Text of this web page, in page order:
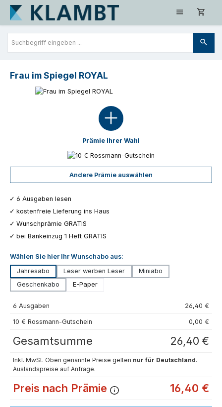
Zum Hauptinhalt springen
Frau im Spiegel ROYAL
Prämie Ihrer Wahl
Andere Prämie auswählen
6 Ausgaben lesen
kostenfreie Lieferung ins Haus
Wunschprämie GRATIS
bei Bankeinzug 1 Heft GRATIS
Wählen Sie hier Ihr Wunschabo aus:
Jahresabo
Leser werben Leser
Miniabo
Geschenkabo
E-Paper
6 Ausgaben 26,40 €
10 € Rossmann-Gutschein 0,00 €
Gesamtsumme 26,40 €
Inkl. MwSt. Oben genannte Preise gelten nur für Deutschland.
Auslandspreise auf Anfrage.
Preis nach Prämie 16,40 €